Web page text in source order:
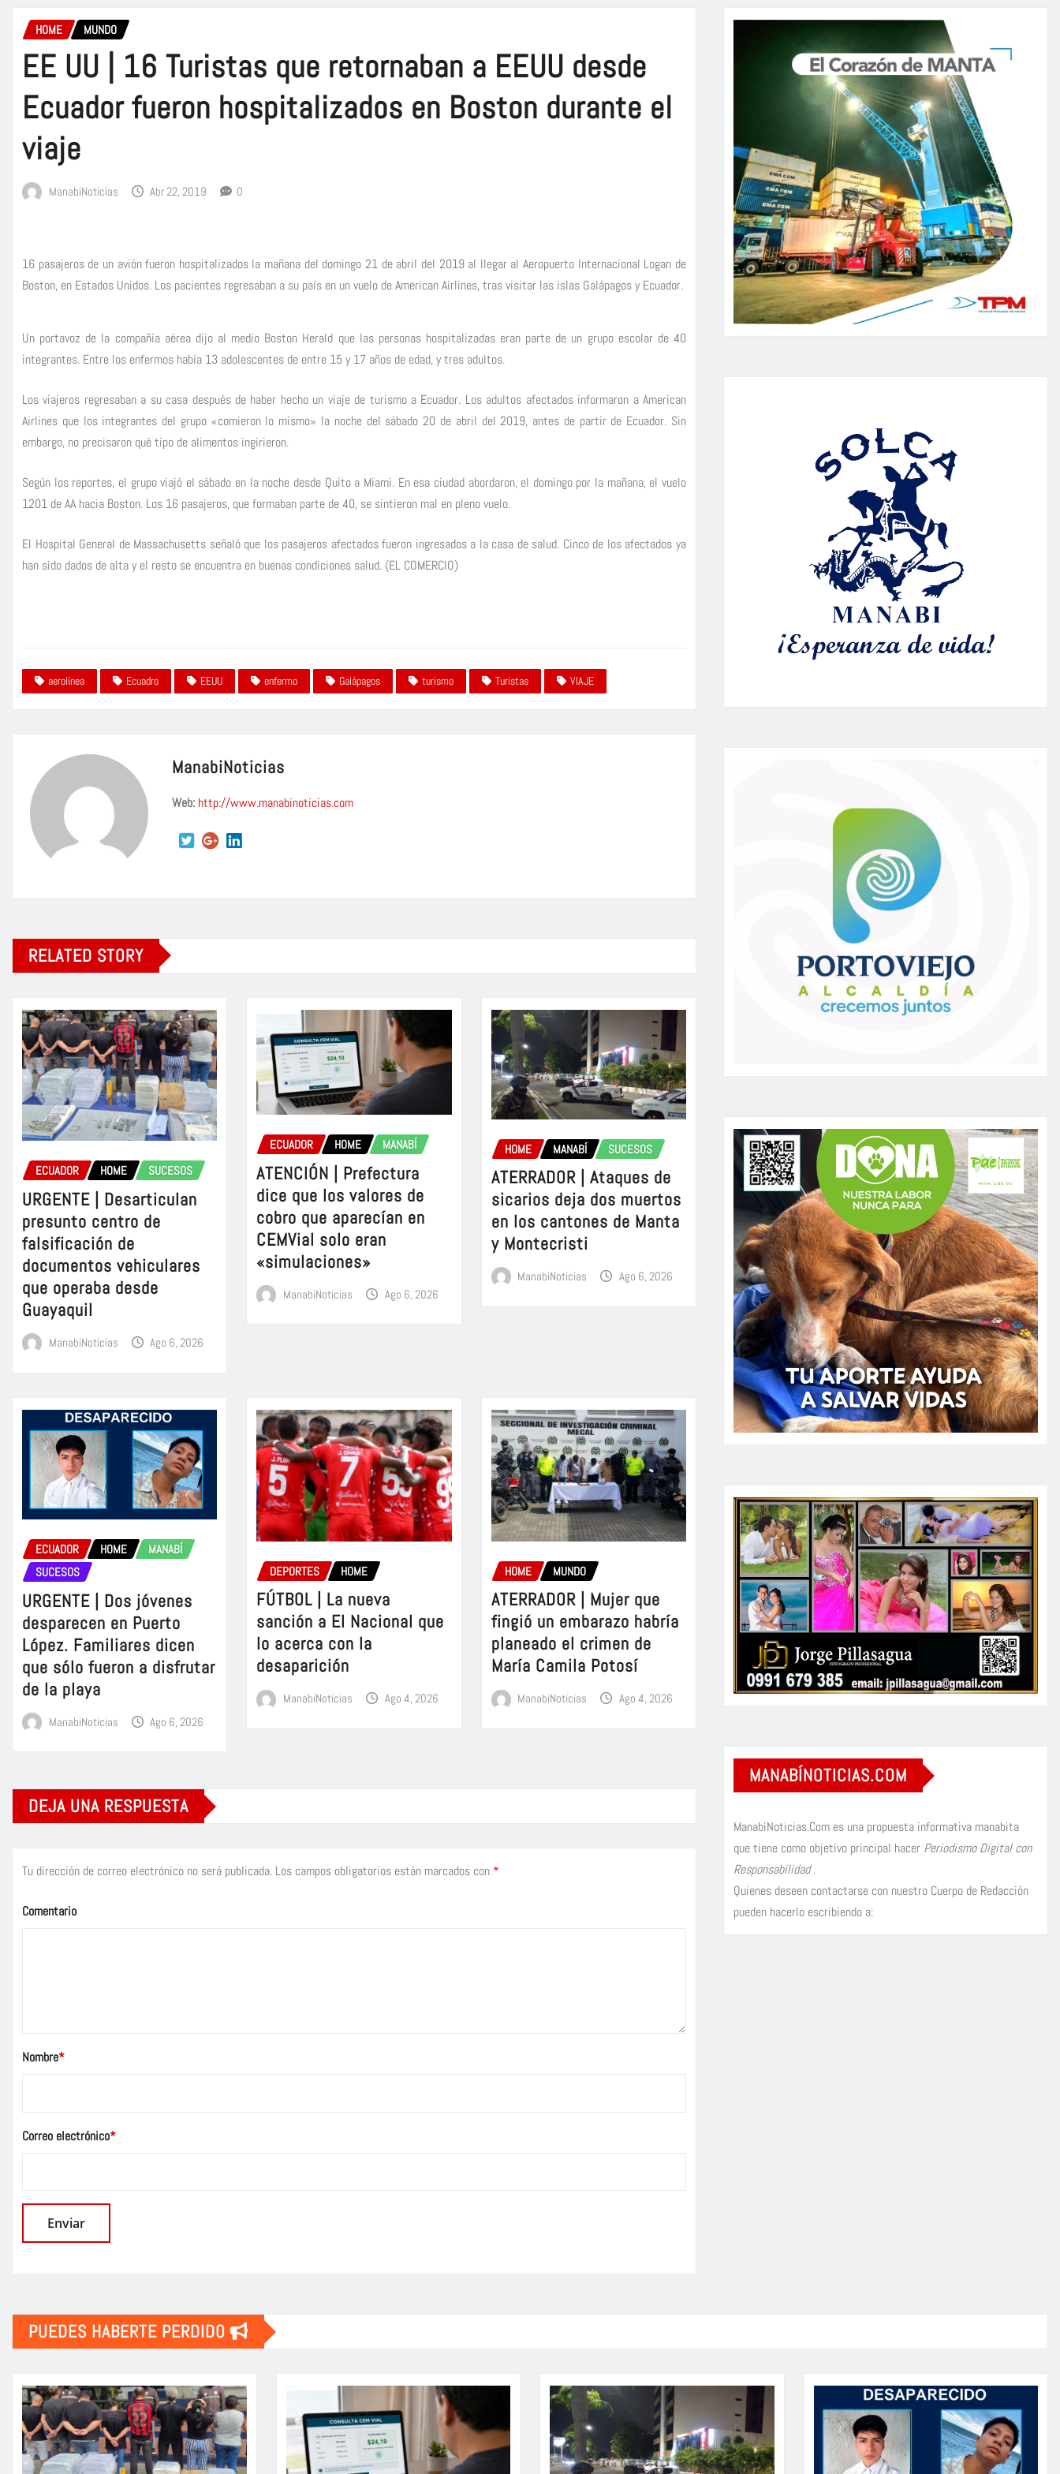
HOME MUNDO
EE UU | 16 Turistas que retornaban a EEUU desde
Ecuador fueron hospitalizados en Boston durante el
viaje
ManabiNoticias Abr 22, 2019 0
16 pasajeros de un avión fueron hospitalizados la mañana del domingo 21 de abril del 2019 al llegar al Aeropuerto Internacional Logan de
Boston, en Estados Unidos. Los pacientes regresaban a su país en un vuelo de American Airlines, tras visitar las islas Galápagos y Ecuador.
Un portavoz de la compañía aérea dijo al medio Boston Herald que las personas hospitalizadas eran parte de un grupo escolar de 40
integrantes. Entre los enfermos había 13 adolescentes de entre 15 y 17 años de edad, y tres adultos.
Los viajeros regresaban a su casa después de haber hecho un viaje de turismo a Ecuador. Los adultos afectados informaron a American
Airlines que los integrantes del grupo «comieron lo mismo» la noche del sábado 20 de abril del 2019, antes de partir de Ecuador. Sin
embargo, no precisaron qué tipo de alimentos ingirieron.
Según los reportes, el grupo viajó el sábado en la noche desde Quito a Miami. En esa ciudad abordaron, el domingo por la mañana, el vuelo
1201 de AA hacia Boston. Los 16 pasajeros, que formaban parte de 40, se sintieron mal en pleno vuelo.
El Hospital General de Massachusetts señaló que los pasajeros afectados fueron ingresados a la casa de salud. Cinco de los afectados ya
han sido dados de alta y el resto se encuentra en buenas condiciones salud. (EL COMERCIO)
aerolínea Ecuadro EEUU enfermo Galápagos turismo Turistas VIAJE
ManabiNoticias
Web: http://www.manabinoticias.com
RELATED STORY
ECUADOR HOME SUCESOS
URGENTE | Desarticulan
presunto centro de
falsificación de
documentos vehiculares
que operaba desde
Guayaquil
ManabiNoticias Ago 6, 2026
ECUADOR HOME MANABÍ
ATENCIÓN | Prefectura
dice que los valores de
cobro que aparecían en
CEMVial solo eran
«simulaciones»
ManabiNoticias Ago 6, 2026
HOME MANABÍ SUCESOS
ATERRADOR | Ataques de
sicarios deja dos muertos
en los cantones de Manta
y Montecristi
ManabiNoticias Ago 6, 2026
ECUADOR HOME
MANABÍ
SUCESOS
URGENTE | Dos jóvenes
desparecen en Puerto
López. Familiares dicen
que sólo fueron a disfrutar
de la playa
ManabiNoticias Ago 6, 2026
DEPORTES HOME
FÚTBOL | La nueva
sanción a El Nacional que
lo acerca con la
desaparición
ManabiNoticias Ago 4, 2026
HOME MUNDO
ATERRADOR | Mujer que
fingió un embarazo habría
planeado el crimen de
María Camila Potosí
ManabiNoticias Ago 4, 2026
DEJA UNA RESPUESTA
Tu dirección de correo electrónico no será publicada. Los campos obligatorios están marcados con *
Comentario
Nombre*
Correo electrónico*
MANABÍNOTICIAS.COM
ManabíNoticias.Com es una propuesta informativa manabita
que tiene como objetivo principal hacer Periodismo Digital con
Responsabilidad.
Quienes deseen contactarse con nuestro Cuerpo de Redacción
pueden hacerlo escribiendo a:
PUEDES HABERTE PERDIDO